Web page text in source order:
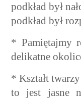
podkład był
podkład był
* Pamiętajmy
delikatne
* Kształt
to jest jasne